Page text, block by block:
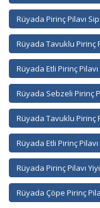
Rüyada Pirinç Pilavı
Rüyada Tavuklu Pirinç
Rüyada Etli Pirinç
Rüyada Sebzeli Pirinç
Rüyada Tavuklu Pirinç
Rüyada Etli Pirinç
Rüyada Pirinç Pilavı
Rüyada Çöpe Pirinç